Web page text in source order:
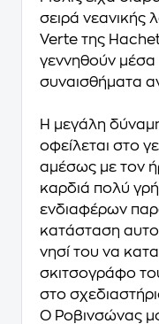
σειρά νεανικής
Verte της
γεννηθούν
συναισθήματα
Η μεγάλη
οφείλεται στο
αμέσως με τον
καρδιά πολύ
ενδιαφέρων
κατάσταση
νησί του να
σκιτσογράφο
στο
Ο Ροβινσώνας